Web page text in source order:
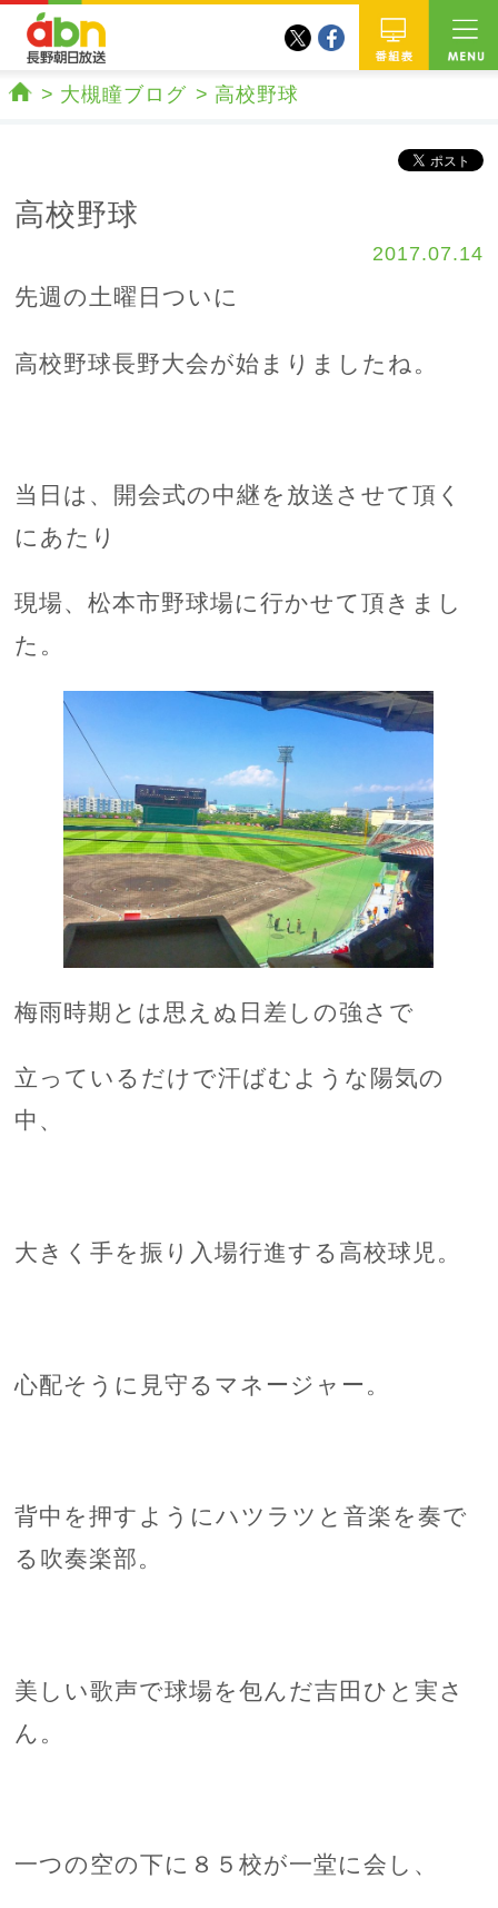
twitterfacebook
大槻瞳ブログ 高校野球
高校野球
2017.07.14
先週の土曜日ついに
高校野球長野大会が始まりましたね。
当日は、開会式の中継を放送させて頂く
にあたり
現場、松本市野球場に行かせて頂きまし
た。
梅雨時期とは思えぬ日差しの強さで
立っているだけで汗ばむような陽気の
中、
大きく手を振り入場行進する高校球児。
心配そうに見守るマネージャー。
背中を押すようにハツラツと音楽を奏で
る吹奏楽部。
美しい歌声で球場を包んだ吉田ひと実さ
ん。
一つの空の下に８５校が一堂に会し、